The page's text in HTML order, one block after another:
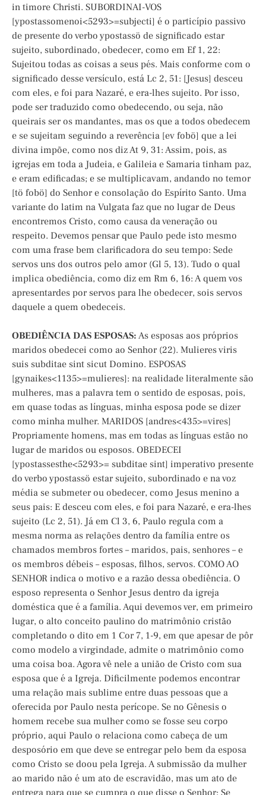
in timore Christi. SUBORDINAI-VOS
[ypostassomenoi<5293>=subjecti] é o particípio passivo
de presente do verbo ypostassö de significado estar
sujeito, subordinado, obedecer, como em Ef 1, 22:
Sujeitou todas as coisas a seus pés. Mais conforme com o
significado desse versículo, está Lc 2, 51: [Jesus] desceu
com eles, e foi para Nazaré, e era-lhes sujeito. Por isso,
pode ser traduzido como obedecendo, ou seja, não
queirais ser os mandantes, mas os que a todos obedecem
e se sujeitam seguindo a reverência [ev fobö] que a lei
divina impõe, como nos diz At 9, 31: Assim, pois, as
igrejas em toda a Judeia, e Galileia e Samaria tinham paz,
e eram edificadas; e se multiplicavam, andando no temor
[tö fobö] do Senhor e consolação do Espírito Santo. Uma
variante do latim na Vulgata faz que no lugar de Deus
encontremos Cristo, como causa da veneração ou
respeito. Devemos pensar que Paulo pede isto mesmo
com uma frase bem clarificadora do seu tempo: Sede
servos uns dos outros pelo amor (Gl 5, 13). Tudo o qual
implica obediência, como diz em Rm 6, 16: A quem vos
apresentardes por servos para lhe obedecer, sois servos
daquele a quem obedeceis.
OBEDIÊNCIA DAS ESPOSAS: As esposas aos próprios
maridos obedecei como ao Senhor (22). Mulieres viris
suis subditae sint sicut Domino. ESPOSAS
[gynaikes<1135>=mulieres]: na realidade literalmente são
mulheres, mas a palavra tem o sentido de esposas, pois,
em quase todas as línguas, minha esposa pode se dizer
como minha mulher. MARIDOS [andres<435>=vires]
Propriamente homens, mas em todas as línguas estão no
lugar de maridos ou esposos. OBEDECEI
[ypostassesthe<5293>= subditae sint] imperativo presente
do verbo ypostassö estar sujeito, subordinado e na voz
média se submeter ou obedecer, como Jesus menino a
seus pais: E desceu com eles, e foi para Nazaré, e era-lhes
sujeito (Lc 2, 51). Já em Cl 3, 6, Paulo regula com a
mesma norma as relações dentro da família entre os
chamados membros fortes – maridos, pais, senhores – e
os membros débeis – esposas, filhos, servos. COMO AO
SENHOR indica o motivo e a razão dessa obediência. O
esposo representa o Senhor Jesus dentro da igreja
doméstica que é a família. Aqui devemos ver, em primeiro
lugar, o alto conceito paulino do matrimônio cristão
completando o dito em 1 Cor 7, 1-9, em que apesar de pôr
como modelo a virgindade, admite o matrimônio como
uma coisa boa. Agora vê nele a união de Cristo com sua
esposa que é a Igreja. Dificilmente podemos encontrar
uma relação mais sublime entre duas pessoas que a
oferecida por Paulo nesta perícope. Se no Gênesis o
homem recebe sua mulher como se fosse seu corpo
próprio, aqui Paulo o relaciona como cabeça de um
desposório em que deve se entregar pelo bem da esposa
como Cristo se doou pela Igreja. A submissão da mulher
ao marido não é um ato de escravidão, mas um ato de